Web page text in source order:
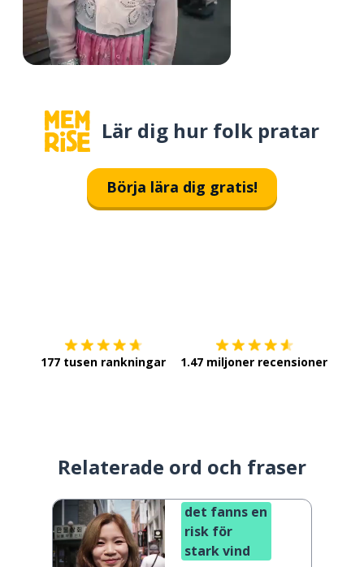
Lär dig hur folk pratar
Börja lära dig gratis!
177 tusen rankningar 1.47 miljoner recensioner
Relaterade ord och fraser
det fanns en
risk för
stark vind